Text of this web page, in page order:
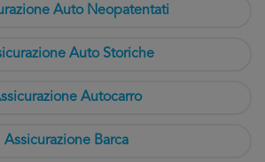
Auto Neopatentati
Auto Storiche
Autocarro
Assicurazione Barca